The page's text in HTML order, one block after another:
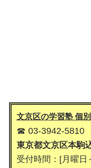
文京区の学習塾 個
☎ 03-3942-5810
東京都文京区本駒
受付時間：[月曜